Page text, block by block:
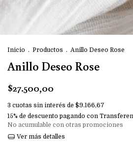
Inicio . Productos . Anillo Deseo Rose
Anillo Deseo Rose
$27.500,00
3 cuotas sin interés de $9.166,67
15% de descuento pagando con
No acumulable con otras promociones
Ver más detalles